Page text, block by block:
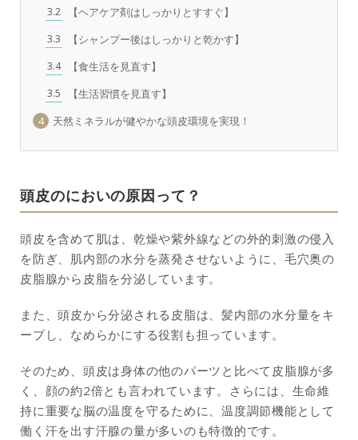
3.2 【ヘアケア剤はしっかりとすすぐ】
3.3 【シャンプー後はしっかりと乾かす】
3.4 【食生活を見直す】
3.5
【生活習慣を見直す】
4
天然ミネラルが健やかな頭皮環境を実現！
頭皮のにおいの原因って？
頭皮を含めて肌は、乾燥や紫外線などの外的刺激の侵入
を防ぎ、肌内部の水分を蒸発させないように、毛穴奥の
皮脂腺から皮脂を分泌しています。
また、頭皮から分泌される皮脂は、髪内部の水分量をキ
ープし、なめらかにする役割も担っています。
そのため、頭皮は身体の他のパーツと比べて皮脂腺が多
く、顔の約2倍とも言われています。さらには、生命維
持に重要な脳の温度を守るために、温度調節機能として
働く汗を出す汗腺の量が多いのも特徴的です。